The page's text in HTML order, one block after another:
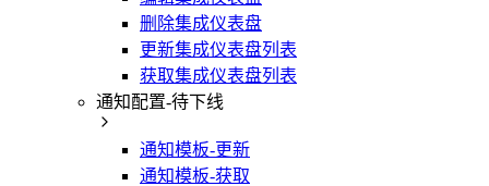
删除集成仪表盘
更新集成仪表盘列表
获取集成仪表盘列表
通知配置-待下线
通知模板-更新
通知模板-获取